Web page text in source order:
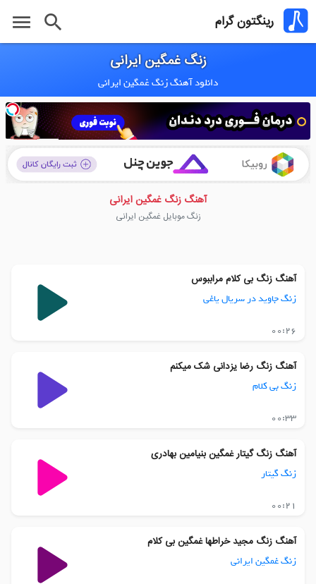
رینگتون گرام search
menu
زنگ غمگین ایرانی
دانلود آهنگ زنگ غمگین ایرانی
آهنگ زنگ غمگین ایرانی
زنگ موبایل غمگین ایرانی
آهنگ زنگ بی کلام مراببوس
زنگ جاوید در سریال یاغی
00:26
آهنگ زنگ رضا یزدانی شک میکنم
زنگ بی کلام
00:33
آهنگ زنگ گیتار غمگین بنیامین بهادری
زنگ گیتار
00:21
آهنگ زنگ مجید خراطها غمگین بی کلام
زنگ غمگین ایرانی